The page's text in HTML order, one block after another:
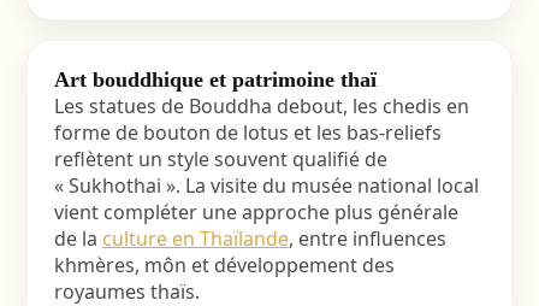
Art bouddhique et patrimoine thaï
Les statues de Bouddha debout, les chedis en
forme de bouton de lotus et les bas-reliefs
reflètent un style souvent qualifié de
« Sukhothai ». La visite du musée national local
vient compléter une approche plus générale
de la culture en Thaïlande, entre influences
khmères, môn et développement des
royaumes thaïs.